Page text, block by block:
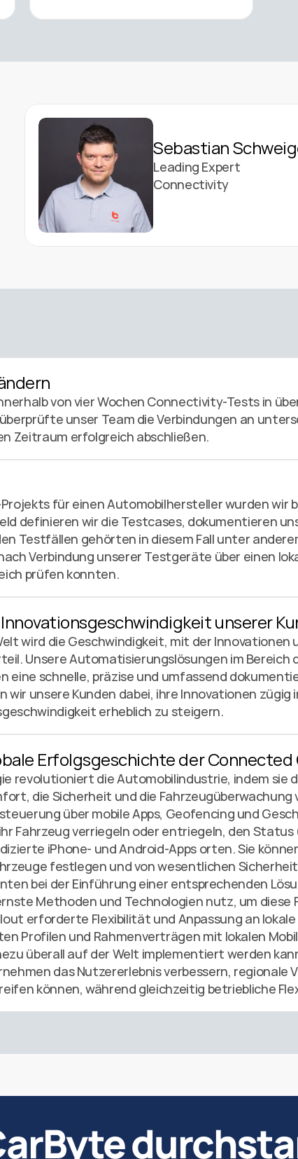
Sebastian
Leading Expert
Connectivity
von vier Wochen Connectivity-Tests in
unser Team die Verbindungen an
Zeitraum erfolgreich abschließen.
für einen Automobilhersteller wurden wir
definieren wir die Testcases, dokumentieren
Testfällen gehörten in diesem Fall unter
Verbindung unserer Testgeräte über einen
prüfen konnten.
unserer
wird die Geschwindigkeit, mit der
Unsere Automatisierungslösungen im
eine schnelle, präzise und umfassend
unsere Kunden dabei, ihre Innovationen
erheblich zu steigern.
Erfolgsgeschichte der
revolutioniert die Automobilindustrie, indem sie
die Sicherheit und die Fahrzeugüberwachung
über mobile Apps, Geofencing und
Fahrzeug verriegeln oder entriegeln, den
iPhone- und Android-Apps orten. Sie
festlegen und von wesentlichen
bei der Einführung einer entsprechenden
Methoden und Technologien nutz, um
erforderte Flexibilität und Anpassung an
Profilen und Rahmenverträgen mit lokalen
überall auf der Welt implementiert werden
das Nutzererlebnis verbessern, regionale
können, während gleichzeitig betriebliche